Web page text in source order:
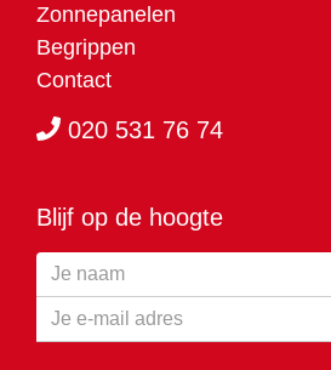
Zonnepanelen
Begrippen
Contact
020 531 76 74
Blijf op de hoogte